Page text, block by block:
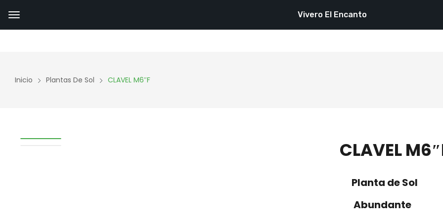
Inicio Plantas De Sol CLAVEL M6″F
CLAVEL
Planta de Sol
Abundante
Vivero El Encanto